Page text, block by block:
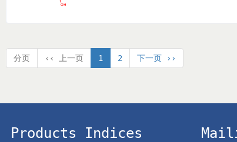
分页 ‹‹ 上一页 1 2 下一页 ››
Products Indices